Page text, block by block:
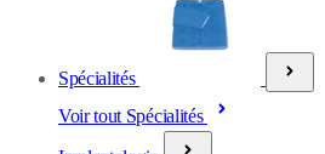
Spécialités
Voir tout Spécialités